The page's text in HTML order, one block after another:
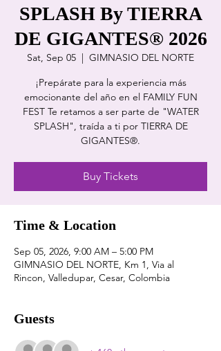
SPLASH By TIERRA
DE GIGANTES® 2026
Sat, Sep 05
  |
GIMNASIO DEL NORTE
¡Prepárate para la experiencia más
emocionante del año en el FAMILY FUN
FEST Te retamos a ser parte de "WATER
SPLASH", traída a ti por TIERRA DE
GIGANTES®.
Buy Tickets
Time & Location
Sep 05, 2026, 9:00 AM – 5:00 PM
GIMNASIO DEL NORTE, Km 1, Via al
Rincon, Valledupar, Cesar, Colombia
Guests